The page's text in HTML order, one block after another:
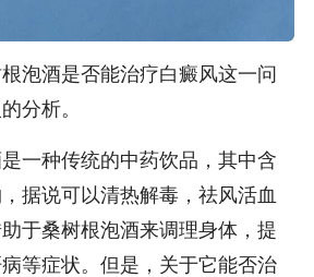
泡酒是否能治疗白癜风这一问
分析。
一种传统的中药饮品，其中含
据说可以清热解毒，祛风活血
于桑树根泡酒来调理身体，提
等症状。但是，关于它能否治